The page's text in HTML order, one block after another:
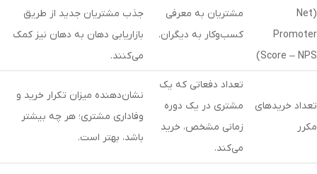
(
Net
Promoter
Score – NPS
)
مشتریان به معرفی
کسب‌وکار به دیگران.
جذب مشتریان جدید از طریق
بازاریابی دهان به دهان نیز کمک
می‌کنند.
تعداد خریدهای
مکرر
تعداد دفعاتی که یک
مشتری در یک دوره
زمانی مشخص، خرید
می‌کند.
نشان‌دهنده میزان تکرار خرید و
وفاداری مشتری؛ هر چه بیشتر
باشد، بهتر است.